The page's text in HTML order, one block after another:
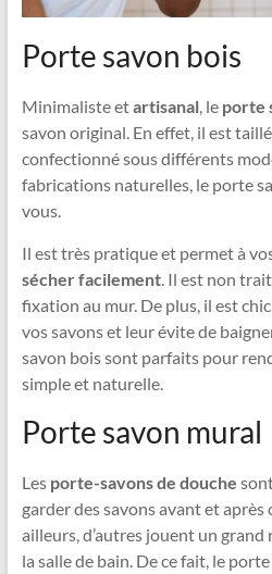
Porte savon bois
Minimaliste etartisanal, le porte
savon original. En effet, il est
confectionné sous différents
fabrications naturelles, le porte
vous.
Il est très pratique et permet à
sécher facilement. Il est non
fixation au mur. De plus, il est
vos savons et leur évite de
savon bois sont parfaits pour
simple et naturelle.
Porte savon mural
Les porte-savons de douche
garder des savons avant et
ailleurs, d’autres jouent un
la salle de bain. De ce fait, le